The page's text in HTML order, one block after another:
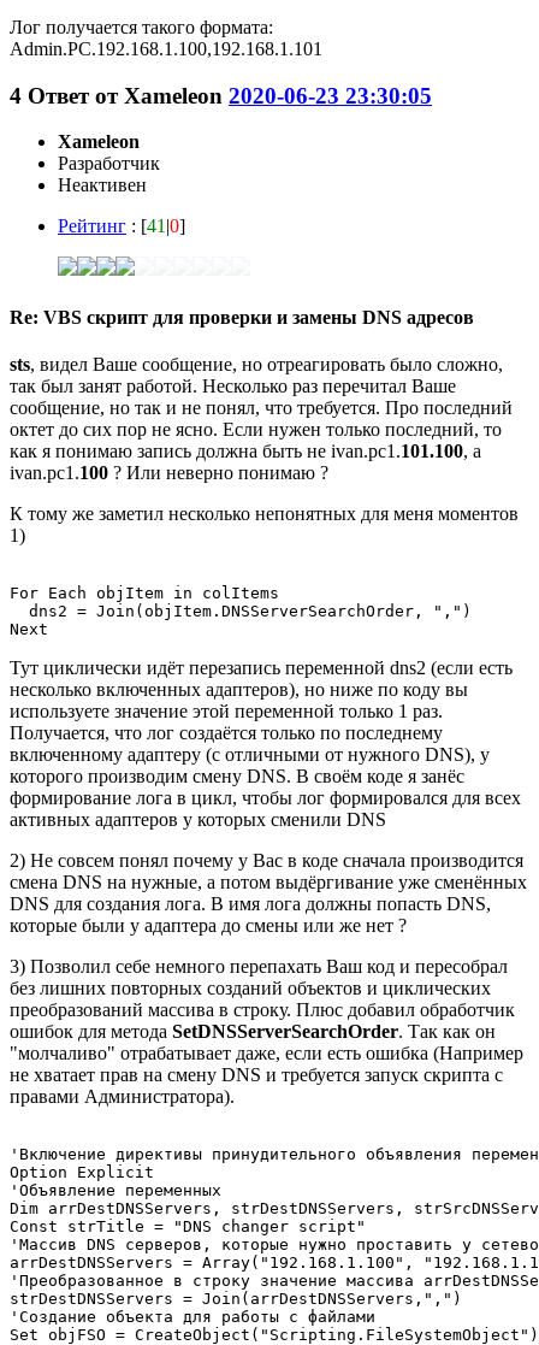
Лог получается такого формата:
Admin.PC.192.168.1.100,192.168.1.101
4 Ответ отXameleon 2020-06-23 23:30:05
Xameleon
Разработчик
Неактивен
Рейтинг : [41 |0]
Re: VBS скрипт для проверки и замены DNS адресов
sts, видел Ваше сообщение, но отреагировать было сложно,
так был занят работой. Несколько раз перечитал Ваше
сообщение, но так и не понял, что требуется. Про последний
октет до сих пор не ясно. Если нужен только последний, то
как я понимаю запись должна быть не ivan.pc1.101.100, а
ivan.pc1.100 ? Или неверно понимаю ?
К тому же заметил несколько непонятных для меня моментов
1)
For Each objItem in colItems
  dns2 = Join(objItem.DNSServerSearchOrder, ",")
Тут циклически идёт перезапись переменной dns2 (если есть
несколько включенных адаптеров), но ниже по коду вы
используете значение этой переменной только 1 раз.
Получается, что лог создаётся только по последнему
включенному адаптеру (с отличными от нужного DNS), у
которого производим смену DNS. В своём коде я занёс
формирование лога в цикл, чтобы лог формировался для всех
активных адаптеров у которых сменили DNS
2) Не совсем понял почему у Вас в коде сначала производится
смена DNS на нужные, а потом выдёргивание уже сменённых
DNS для создания лога. В имя лога должны попасть DNS,
которые были у адаптера до смены или же нет ?
3) Позволил себе немного перепахать Ваш код и пересобрал
без лишних повторных созданий объектов и циклических
преобразований массива в строку. Плюс добавил обработчик
ошибок для метода SetDNSServerSearchOrder. Так как он
"молчаливо" отрабатывает даже, если есть ошибка (Например
не хватает прав на смену DNS и требуется запуск скрипта с
правами Администратора).
'Включение директивы принудительного объявления
Option Explicit
'Объявление переменных
Dim arrDestDNSServers, strDestDNSServers,
Const strTitle = "DNS changer script"
'Массив DNS серверов, которые нужно проставить у
arrDestDNSServers = Array("192.168.1.100",
'Преобразованное в строку значение массива
strDestDNSServers = Join(arrDestDNSServers,",")
'Создание объекта для работы с файлами
Set objFSO = CreateObject("Scripting.FileSystemObject")